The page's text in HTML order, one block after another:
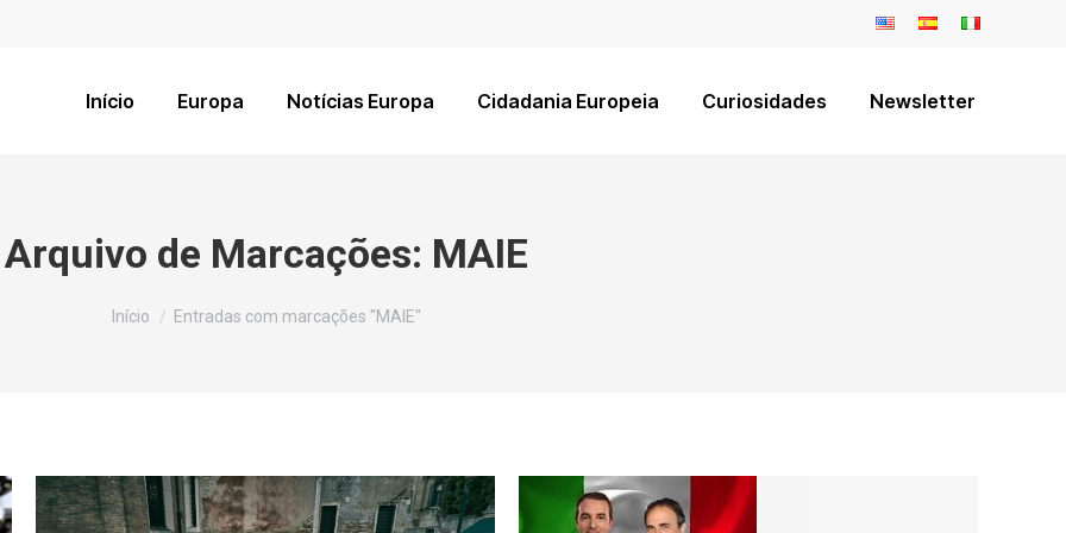
Início Europa Notícias Europa Cidadania Europeia Curiosidades Newsletter
Arquivo de Marcações: MAIE
Você está aqui:
Início Entradas com marcações "MAIE"